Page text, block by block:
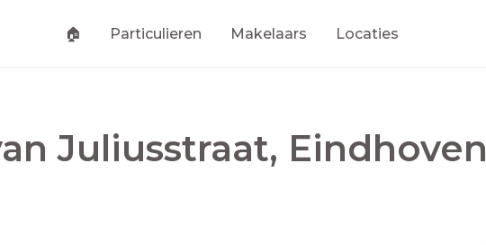
🏠 Particulieren Makelaars Locaties
Juliusstraat, Eindhoven